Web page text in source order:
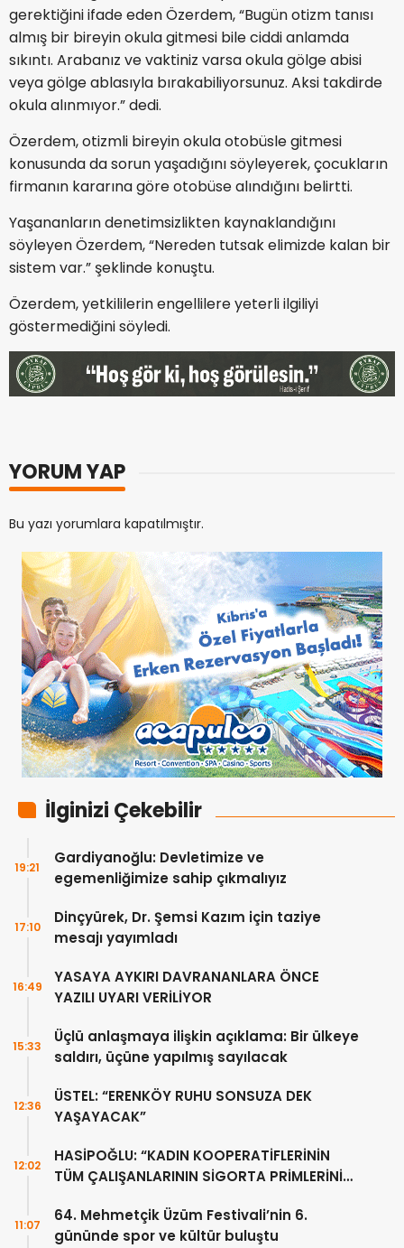
gerektiğini ifade eden Özerdem, “Bugün otizm tanısı
almış bir bireyin okula gitmesi bile ciddi anlamda
sıkıntı. Arabanız ve vaktiniz varsa okula gölge abisi
veya gölge ablasıyla bırakabiliyorsunuz. Aksi takdirde
okula alınmıyor.” dedi.
Özerdem, otizmli bireyin okula otobüsle gitmesi
konusunda da sorun yaşadığını söyleyerek, çocukların
firmanın kararına göre otobüse alındığını belirtti.
Yaşananların denetimsizlikten kaynaklandığını
söyleyen Özerdem, “Nereden tutsak elimizde kalan bir
sistem var.” şeklinde konuştu.
Özerdem, yetkililerin engellilere yeterli ilgiliyi
göstermediğini söyledi.
YORUM YAP
Bu yazı yorumlara kapatılmıştır.
İlginizi Çekebilir
Gardiyanoğlu: Devletimize ve
egemenliğimize sahip çıkmalıyız
19:21
Dinçyürek, Dr. Şemsi Kazım için taziye
mesajı yayımladı
17:10
YASAYA AYKIRI DAVRANANLARA ÖNCE
YAZILI UYARI VERİLİYOR
16:49
Üçlü anlaşmaya ilişkin açıklama: Bir ülkeye
saldırı, üçüne yapılmış sayılacak
15:33
ÜSTEL: “ERENKÖY RUHU SONSUZA DEK
YAŞAYACAK”
12:36
HASİPOĞLU: “KADIN KOOPERATİFLERİNİN
TÜM ÇALIŞANLARININ SİGORTA PRİMLERİNİ
12:02
64. Mehmetçik Üzüm Festivali’nin 6.
gününde spor ve kültür buluştu
11:07